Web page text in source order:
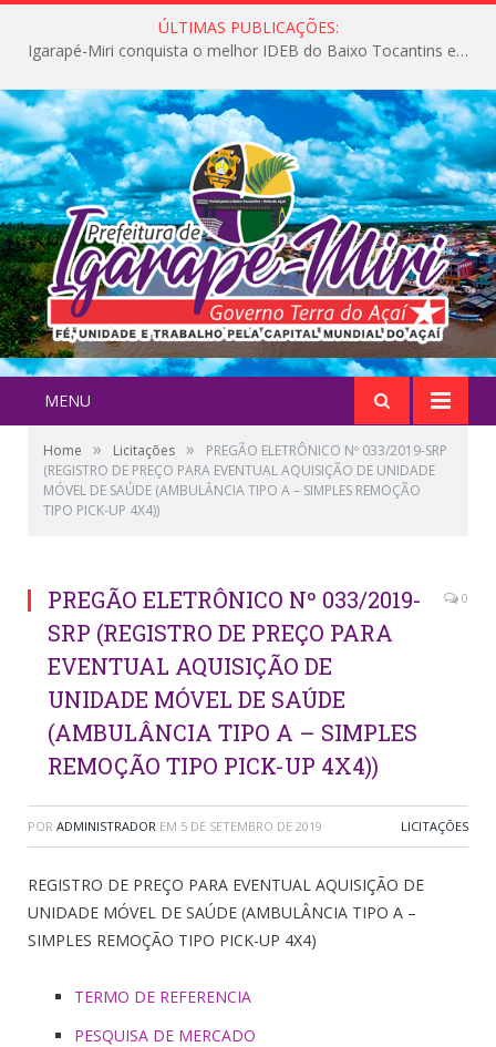
ÚLTIMAS PUBLICAÇÕES:
Igarapé-Miri conquista o melhor IDEB do Baixo Tocantins e avança na qualidade da educação pública
MENU
Home » Licitações »
PREGÃO ELETRÔNICO Nº 033/2019-SRP
(REGISTRO DE PREÇO PARA EVENTUAL AQUISIÇÃO DE UNIDADE
MÓVEL DE SAÚDE (AMBULÂNCIA TIPO A – SIMPLES REMOÇÃO
TIPO PICK-UP 4X4))
PREGÃO ELETRÔNICO Nº 033/2019-
SRP (REGISTRO DE PREÇO PARA
EVENTUAL AQUISIÇÃO DE
UNIDADE MÓVEL DE SAÚDE
(AMBULÂNCIA TIPO A – SIMPLES
REMOÇÃO TIPO PICK-UP 4X4))
0
POR ADMINISTRADOR EM 5 DE SETEMBRO DE 2019 LICITAÇÕES
REGISTRO DE PREÇO PARA EVENTUAL AQUISIÇÃO DE
UNIDADE MÓVEL DE SAÚDE (AMBULÂNCIA TIPO A –
SIMPLES REMOÇÃO TIPO PICK-UP 4X4)
TERMO DE REFERENCIA
PESQUISA DE MERCADO